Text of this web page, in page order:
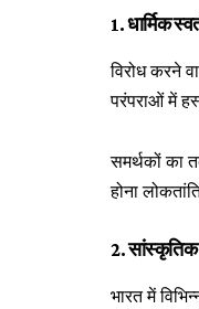
1. धार्मिक
विरोध करने
परंपराओं में
समर्थकों का
होना
2. सांस्कृतिक
भारत में